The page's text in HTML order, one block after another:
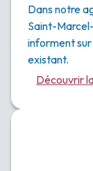
Dans notre
Saint-
informent
existant.
Découvrir